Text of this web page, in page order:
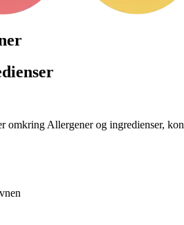
omkring Allergener og ingredienser,